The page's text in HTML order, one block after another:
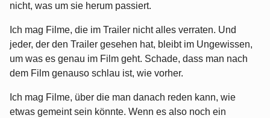
nicht, was um sie herum passiert.
Ich mag Filme, die im Trailer nicht alles verraten. Und
jeder, der den Trailer gesehen hat, bleibt im Ungewissen,
um was es genau im Film geht. Schade, dass man nach
dem Film genauso schlau ist, wie vorher.
Ich mag Filme, über die man danach reden kann, wie
etwas gemeint sein könnte. Wenn es also noch ein